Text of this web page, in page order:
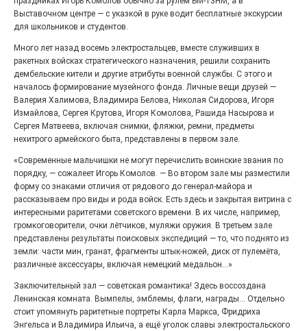
27.07.2026
дважды порадует проект «Районы-кварталы».
100 футов под килем!
26.07.2026 0
«С ними дядька Черномор»
Выставочном центре — с указкой в руке водит бесплатные экскурсии
для школьников и студентов.
Много лет назад восемь электростальцев, вместе служивших в
ракетных войсках стратегического назначения, решили сохранить
дембельские кители и другие атрибуты военной службы. С этого и
началось формирование музейного фонда. Личные вещи друзей —
Валерия Халимова, Владимира Белова, Николая Сидорова, Игоря
Измайлова, Сергея Крутова, Игоря Комолова, Рашида Насырова и
Сергея Матвеева, включая снимки, фляжки, ремни, предметы
нехитрого армейского быта, представлены в первом зале.
«Современные мальчишки не могут перечислить воинские звания по
порядку, — сожалеет Игорь Комолов. — Во втором зале мы разместили
форму со знаками отличия от рядового до генерал-майора и
рассказываем про виды и рода войск. Есть здесь и закрытая витрина с
интересными раритетами советского времени. В их числе, например,
громкоговорители, очки лётчиков, муляжи оружия. В третьем зале
представлены результаты поисковых экспедиций — то, что поднято из
земли: части мин, гранат, фрагменты штык-ножей, диск от пулемёта,
различные аксессуары, включая немецкий медальон...»
Заключительный зал — советская романтика! Здесь воссоздана
Ленинская комната. Вымпелы, эмблемы, флаги, награды... Отдельно
стоит упомянуть раритетные портреты Карла Маркса, Фридриха
Энгельса и Владимира Ильича, а ещё уголок славы электростальского